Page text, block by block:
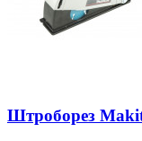
Штроборез